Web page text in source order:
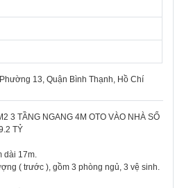
13, Quận Bình Thạnh, Hồ Chí
3 TẦNG NGANG 4M OTO VÀO NHÀ SỔ
TỶ
dài 17m.
( trước ), gồm 3 phòng ngủ, 3 vệ sinh.